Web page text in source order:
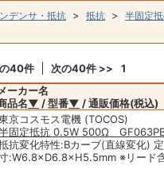
デンサ・抵抗 > 抵抗 > 半固定
40件 次の40件 >> 1
メーカー名
品名▼ / 型番▼ / 通販価格(税込)
京コスモス電機 (TOCOS)
固定抵抗 0.5W 500Ω
抗変化特性:Bカーブ(直線変化)
:W6.8×D6.8×H5.5mm ※リード